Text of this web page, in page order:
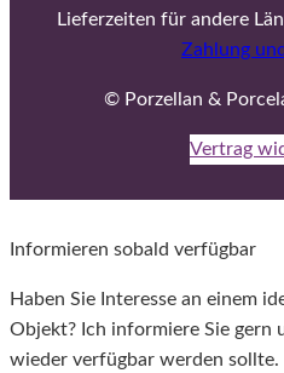
Lieferzeiten für andere
Zahlung
© Porzellan &
Vertrag
Informieren sobald verfügbar
Haben Sie Interesse an einem
Objekt? Ich informiere Sie gern
wieder verfügbar werden sollte.